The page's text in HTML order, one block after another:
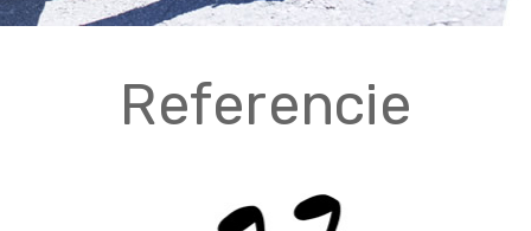
Referencie